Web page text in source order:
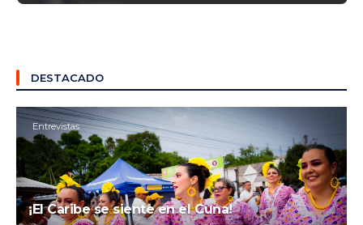
DESTACADO
Entrevistas
¡El Caribe se siente en el Cuna!